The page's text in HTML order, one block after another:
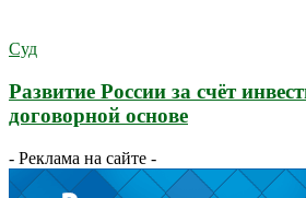
Суд
Развитие России за счёт
договорной основе
- Реклама на сайте -